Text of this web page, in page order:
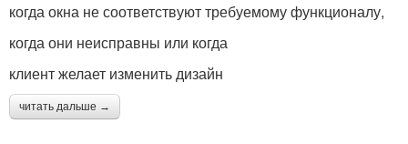
когда окна не соответствуют требуемому функционалу,
когда они неисправны или когда
клиент желает изменить дизайн
читать дальше →